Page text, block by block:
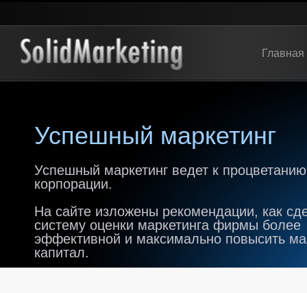
Главная
Успешный маркетинг
Успешный маркетинг ведет к процветанию
корпорации.
На сайте изложены рекомендации, как
систему оценки маркетинга фирмы более
эффективной и максимально повысить
капитал.